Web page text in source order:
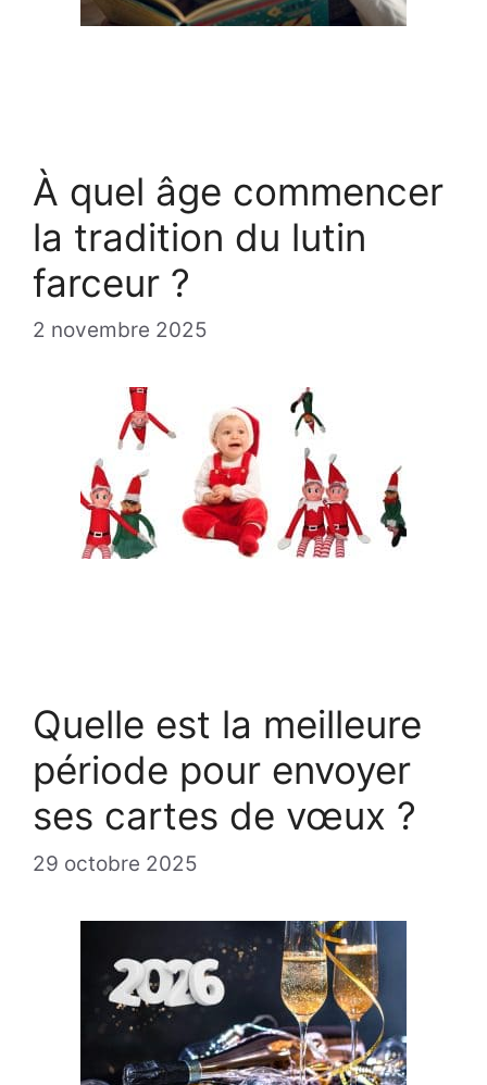
À quel âge commencer
la tradition du lutin
farceur ?
2 novembre 2025
Quelle est la meilleure
période pour envoyer
ses cartes de vœux ?
29 octobre 2025